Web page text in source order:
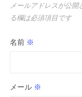
メールアドレスが公開
る欄は必須項目です
名前 ※
メール ※